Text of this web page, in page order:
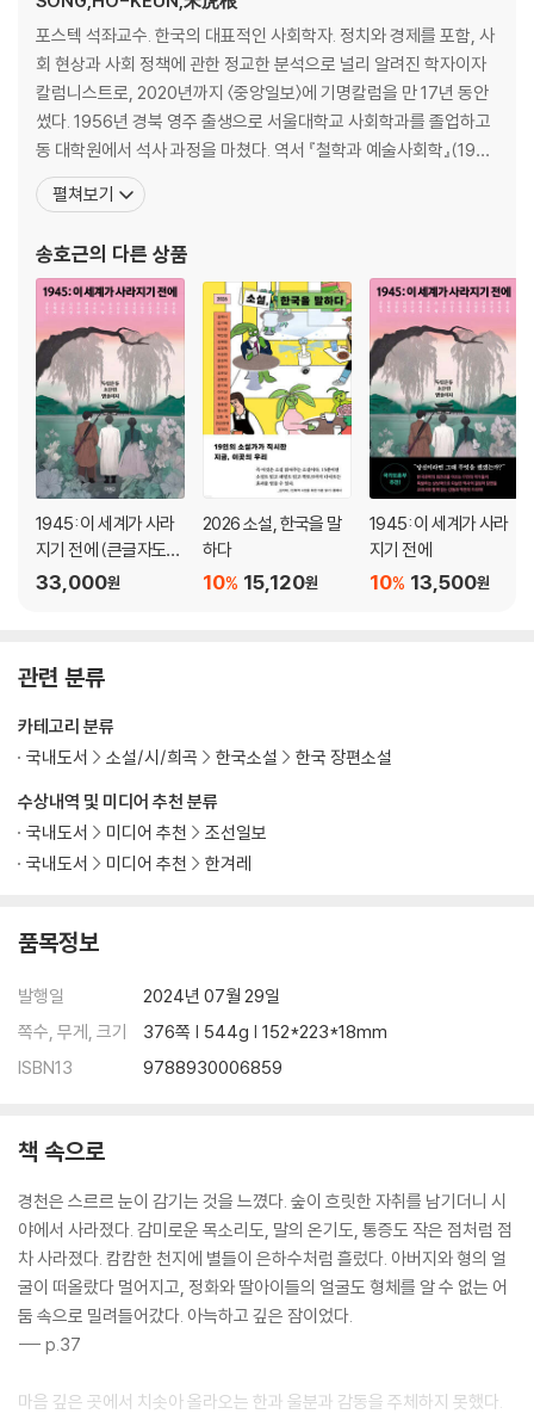
연해주 169
수청 독립의병대 195
추구예프 계곡 217
진격(進擊) 248
폭풍 속으로 278
달빛 유언 337
에필로그
역사는 몸속을 흐른다 363
부록
참고문헌과 인물들에 대하여 368
김경천 연보 370
포스텍 석좌교수. 한국의 대표적인 사회학자. 정치와 경제를 포함, 사
회 현상과 사회 정책에 관한 정교한 분석으로 널리 알려진 학자이자
칼럼니스트로, 2020년까지 〈중앙일보〉에 기명칼럼을 만 17년 동안
썼다. 1956년 경북 영주 출생으로 서울대학교 사회학과를 졸업하고
동 대학원에서 석사 과정을 마쳤다. 역서 『철학과 예술사회학』(198
3), 학위 논문을 발전시킨 『칼 만하임의 지식사회학 연구』(1983)를
출간한 후, 1984년 미국 하버드 대학교에서 수학했으며 1989년 박
했고, 1994년 서울대학교 사회학과에
펼쳐보기
송호근의 다른 상품
1945: 이 세계가 사라
지기 전에 (큰글자도
서)
33,000원
2026 소설, 한국을 말
하다
15,120원
10%
1945: 이 세계가 사라
지기 전에
13,500원
10%
관련 분류
수상내역 및 미디어 추천 분류
국내도서
미디어 추천
조선일보
국내도서
미디어 추천 한겨레
카테고리 분류
국내도서
소설/시/희곡 한국소설 한국 장편소설
품목정보
발행일
2024년 07월 29일
쪽수, 무게, 크기
376쪽 | 544g | 152*223*18mm
ISBN13
9788930006859
책 속으로
경천은 스르르 눈이 감기는 것을 느꼈다. 숲이 흐릿한 자취를 남기더니 시
야에서 사라졌다. 감미로운 목소리도, 말의 온기도, 통증도 작은 점처럼 점
차 사라졌다. 캄캄한 천지에 별들이 은하수처럼 흘렀다. 아버지와 형의 얼
굴이 떠올랐다 멀어지고, 정화와 딸아이들의 얼굴도 형체를 알 수 없는 어
둠 속으로 밀려들어갔다. 아늑하고 깊은 잠이었다.
--- p.37
마음 깊은 곳에서 치솟아 올라오는 한과 울분과 감동을 주체하지 못했다.